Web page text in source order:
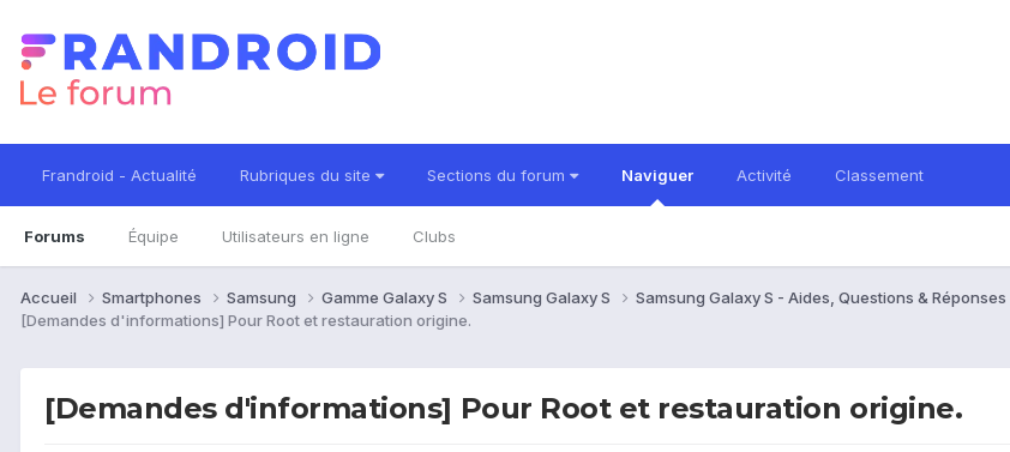
Frandroid - Actualité Rubriques du site Sections du forum Naviguer
Forums Équipe Utilisateurs en ligne Clubs
Activité Classement
Accueil Smartphones Samsung Gamme Galaxy S Samsung Galaxy S
Samsung Galaxy S - Aides, Questions & Réponses
[Demandes d'informations] Pour Root et restauration origine.
[Demandes d'informations] Pour Root et restauration origine.